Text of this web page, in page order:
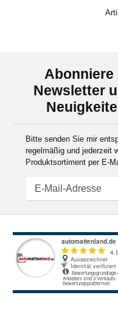
Abonniere
Newsletter
Bitte senden Sie mir
regelmäßig und jederzeit
Produktsortiment per E-